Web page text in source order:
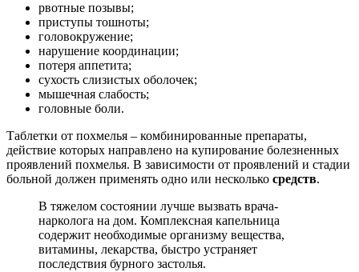
рвотные позывы;
приступы тошноты;
головокружение;
нарушение координации;
потеря аппетита;
сухость слизистых оболочек;
мышечная слабость;
головные боли.
Таблетки от похмелья – комбинированные препараты,
действие которых направлено на купирование болезненных
проявлений похмелья. В зависимости от проявлений и стадии
больной должен применять одно или несколько средств.
В тяжелом состоянии лучше вызвать врача-
нарколога на дом. Комплексная капельница
содержит необходимые организму вещества,
витамины, лекарства, быстро устраняет
последствия бурного застолья.